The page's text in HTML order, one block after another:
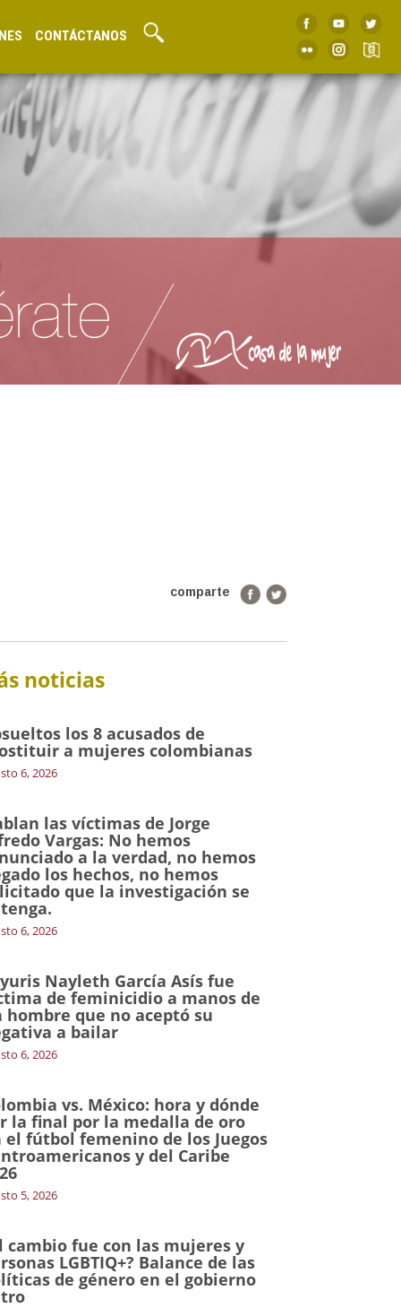
CONTÁCTANOS
comparte
noticias
los 8 acusados de
a mujeres colombianas
6, 2026
las víctimas de Jorge
Vargas: No hemos
a la verdad, no hemos
los hechos, no hemos
que la investigación se
6, 2026
Nayleth García Asís fue
de feminicidio a manos de
hombre que no aceptó su
a bailar
6, 2026
vs. México: hora y dónde
la final por la medalla de oro
el fútbol femenino de los Juegos
y del Caribe
5, 2026
cambio fue con las mujeres y
LGBTIQ+? Balance de las
de género en el gobierno